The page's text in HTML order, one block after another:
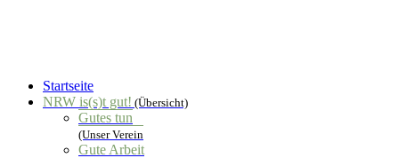
Startseite
NRW is(s)t gut! (Übersicht)
Gutes tun
(Unser Verein
Gute Arbeit